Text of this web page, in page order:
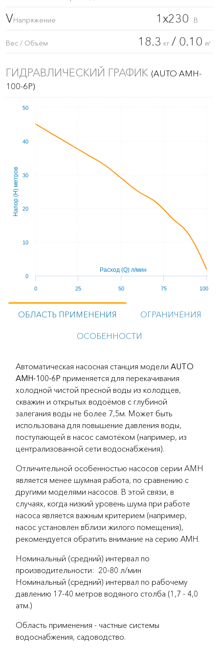
VНапряжение 1x230 В
Вес / Объём 18.3 кг / 0.10 ㎥
ГИДРАВЛИЧЕСКИЙ ГРАФИК (AUTO AMH-
100-6P)
Расход (Q) л/мин
Напор (Н) метров
0 25 50 75 100
0
10
20
30
40
50
ОБЛАСТЬ ПРИМЕНЕНИЯ ОГРАНИЧЕНИЯ
ОСОБЕННОСТИ
Автоматическая насосная станция модели AUTO
AMH-100-6P применяется для перекачивания
холодной чистой пресной воды из колодцев,
скважин и открытых водоёмов с глубиной
залегания воды не более 7,5м. Может быть
использована для повышение давления воды,
поступающей в насос самотёком (например, из
централизованной сети водоснабжения).
Отличительной особенностью насосов серии АМН
является менее шумная работа, по сравнению с
другими моделями насосов. В этой связи, в
случаях, когда низкий уровень шума при работе
насоса является важным критерием (например,
насос установлен вблизи жилого помещения),
рекомендуется обратить внимание на серию AMH.
Номинальный (средний) интервал по
производительности: 20-80 л/мин
Номинальный (средний) интервал по рабочему
давлению 17-40 метров водяного столба (1,7 - 4,0
атм.)
Область применения - частные системы
водоснабжения, садоводство.